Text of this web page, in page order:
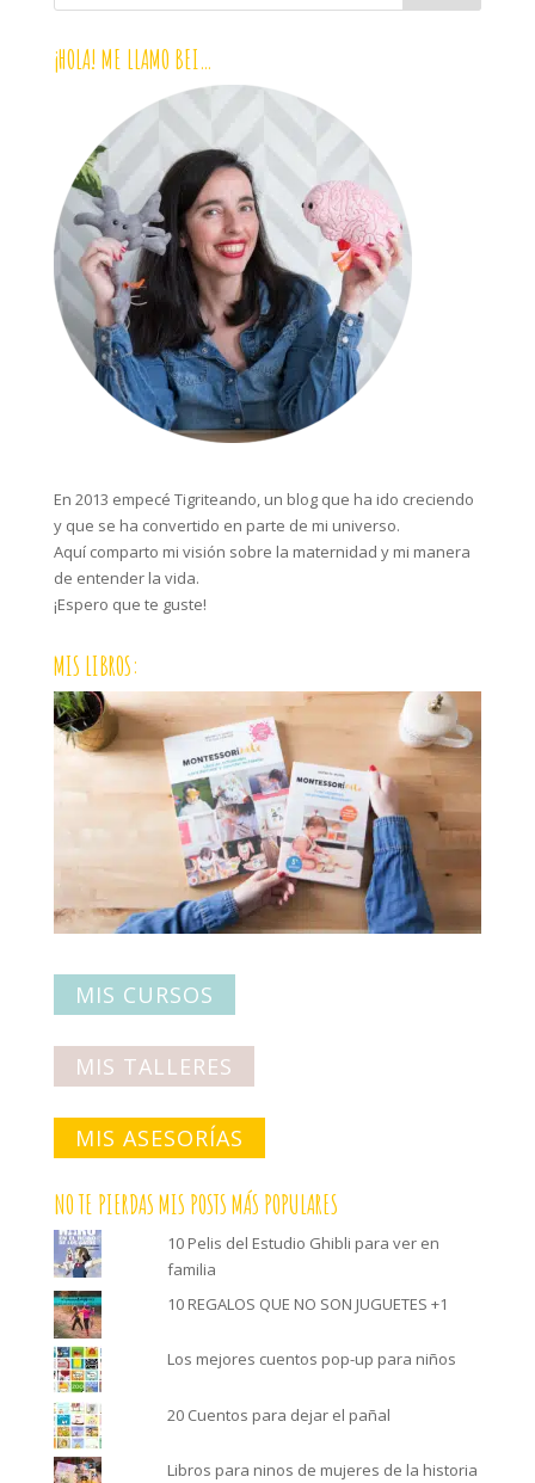
¡HOLA! ME LLAMO BEI…
En 2013 empecé Tigriteando, un blog que ha ido creciendo
y que se ha convertido en parte de mi universo.
Aquí comparto mi visión sobre la maternidad y mi manera
de entender la vida.
¡Espero que te guste!
MIS LIBROS:
MIS CURSOS
MIS TALLERES
MIS ASESORÍAS
NO TE PIERDAS MIS POSTS MÁS POPULARES
10 Pelis del Estudio Ghibli para ver en
familia
10 REGALOS QUE NO SON JUGUETES +1
Los mejores cuentos pop-up para niños
20 Cuentos para dejar el pañal
Libros para ninos de mujeres de la historia